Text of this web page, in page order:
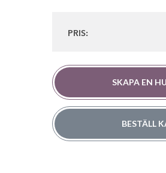
PRIS:
SKAPA EN
BESTÄLL